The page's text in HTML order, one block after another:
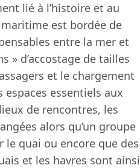
lié à l’histoire et au
est bordée de
entre la mer et
» d’accostage de tailles
et le chargement
essentiels aux
de rencontres, les
alors qu’un groupe
le quai ou encore que des
et les havres sont ainsi